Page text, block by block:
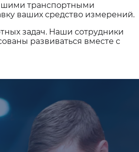
транспортными
ваших средство измерений.
задач. Наши сотрудники
развиваться вместе с